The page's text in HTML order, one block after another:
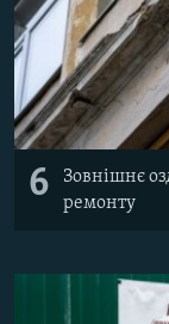
6
Зовнішнє
ремонту